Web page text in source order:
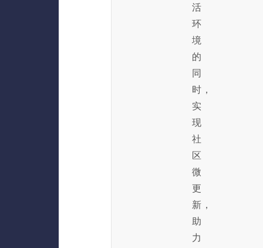
活
环
境
的
同
时，
实
现
社
区
微
更
新，
助
力